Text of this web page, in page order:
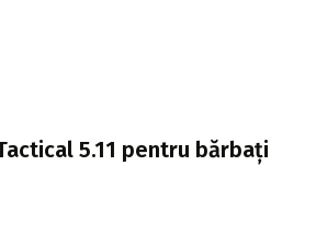
5.11 pentru bărbați